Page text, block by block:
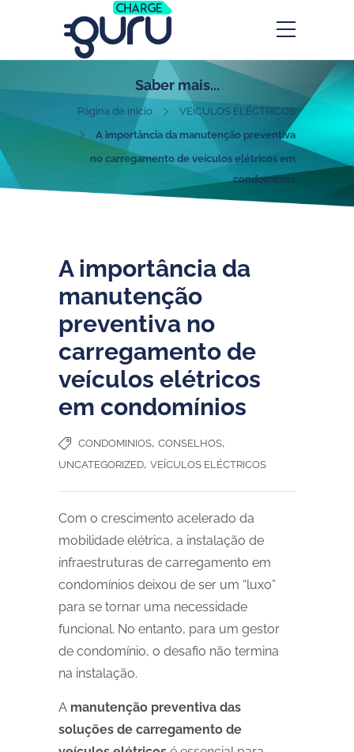
Saber mais...
Página de inicio
VEÍCULOS ELÉCTRICOS
A importância da manutenção preventiva
no carregamento de veículos elétricos em
condomínios
A importância da
manutenção
preventiva no
carregamento de
veículos elétricos
em condomínios
CONDOMINIOS, CONSELHOS,
UNCATEGORIZED, VEÍCULOS ELÉCTRICOS
Com o crescimento acelerado da
mobilidade elétrica, a instalação de
infraestruturas de carregamento em
condomínios deixou de ser um “luxo”
para se tornar uma necessidade
funcional. No entanto, para um gestor
de condomínio, o desafio não termina
na instalação.
A manutenção preventiva das
soluções de carregamento de